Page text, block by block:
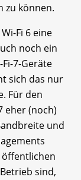
zu können.
Fi 6 eine
noch ein
7-Geräte
sich das nur
Für den
eher (noch)
und
sind,